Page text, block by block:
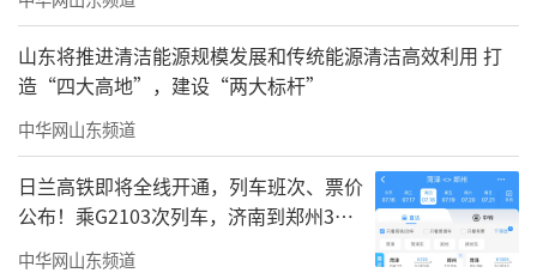
山东将推进清洁能源规模发展和传统能源清洁高效利用 打
造“四大高地”，建设“两大标杆”
中华网山东频道
日兰高铁即将全线开通，列车班次、票价
公布！乘G2103次列车，济南到郑州3小
时到达
中华网山东频道